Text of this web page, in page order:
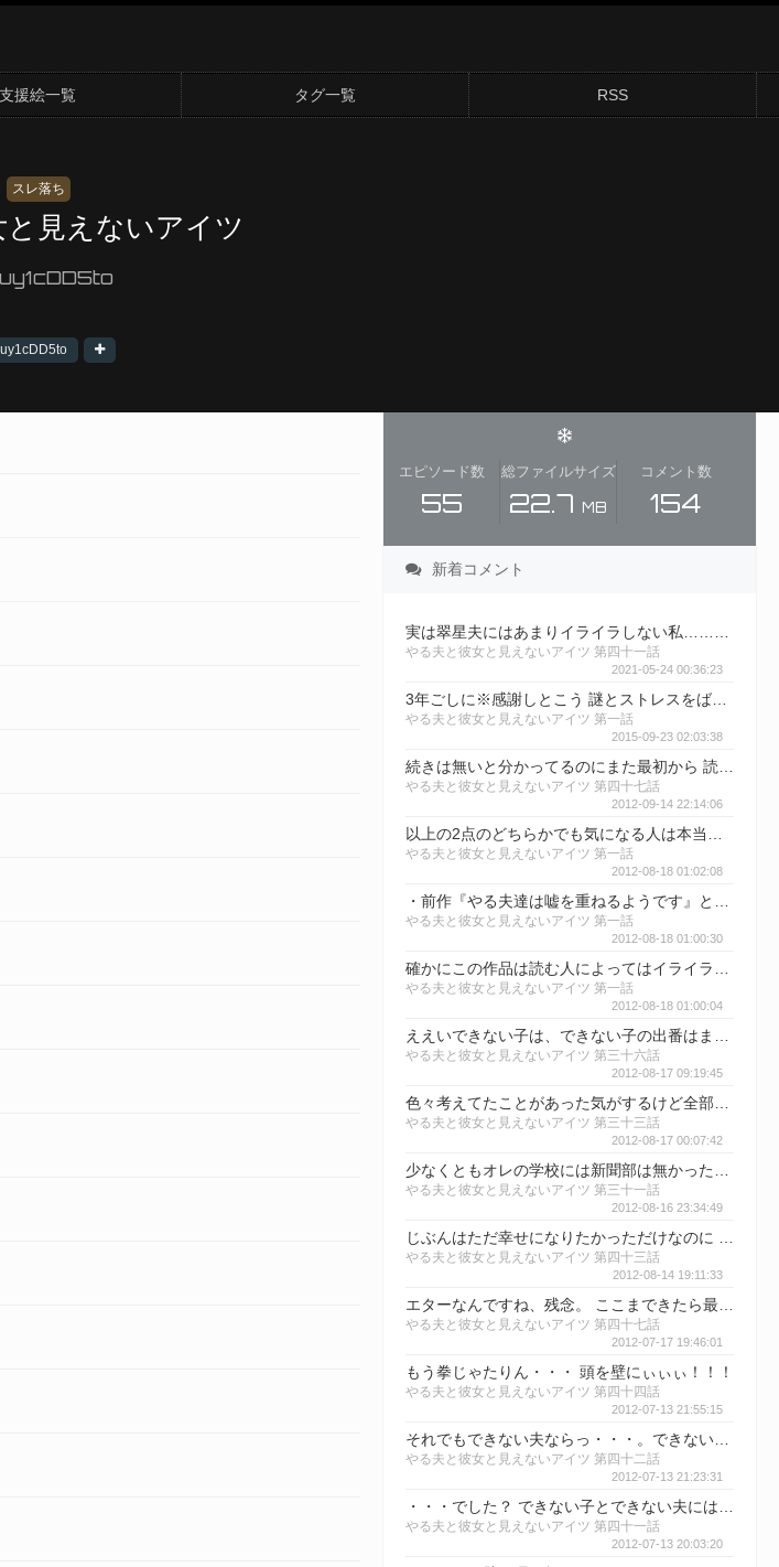
支援絵一覧 タグ一覧 RSS
スレ落ち
見えないアイツ
エピソード数
55
総ファイルサイズ
22.7 MB
コメント数
154
新着コメント
やる夫と彼女と見えないアイツ 第四十一話
2021-05-24 00:36:23
やる夫と彼女と見えないアイツ 第一話
2015-09-23 02:03:38
やる夫と彼女と見えないアイツ 第四十七話
2012-09-14 22:14:06
やる夫と彼女と見えないアイツ 第一話
2012-08-18 01:02:08
やる夫と彼女と見えないアイツ 第一話
2012-08-18 01:00:30
やる夫と彼女と見えないアイツ 第一話
2012-08-18 01:00:04
やる夫と彼女と見えないアイツ 第三十六話
2012-08-17 09:19:45
やる夫と彼女と見えないアイツ 第三十三話
2012-08-17 00:07:42
やる夫と彼女と見えないアイツ 第三十一話
2012-08-16 23:34:49
やる夫と彼女と見えないアイツ 第四十三話
2012-08-14 19:11:33
やる夫と彼女と見えないアイツ 第四十七話
2012-07-17 19:46:01
もう拳じゃたりん・・・ 頭を壁にぃぃぃ！！！
やる夫と彼女と見えないアイツ 第四十四話
2012-07-13 21:55:15
やる夫と彼女と見えないアイツ 第四十二話
2012-07-13 21:23:31
やる夫と彼女と見えないアイツ 第四十一話
2012-07-13 20:03:20